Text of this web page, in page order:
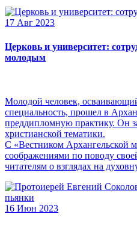
17 Авг 2023
Церковь и университет:
молодым
Молодой человек,
специальность, прошел в
преддипломную практику. Он
христианской тематики.
С «Вестником Архангельской
соображениями по поводу
читателям о взглядах на
16 Июн 2023